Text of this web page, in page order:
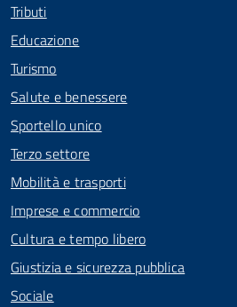
Tributi
Educazione
Turismo
Salute e benessere
Sportello unico
Terzo settore
Mobilità e trasporti
Imprese e commercio
Cultura e tempo libero
Giustizia e sicurezza pubblica
Sociale